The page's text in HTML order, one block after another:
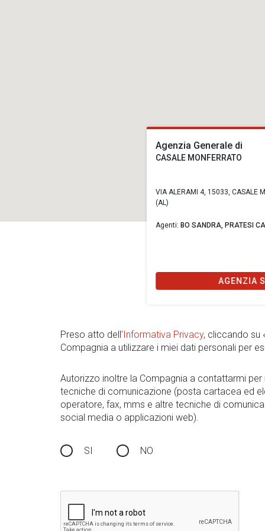
Agenzia Generale di
CASALE MONFERRATO
VIA ALERAMI 4, 15033, CASALE
(AL)
Agenti: BO SANDRA, PRATESI
AGENZIA
Preso atto dell’Informativa Privacy, cliccando su
Compagnia a utilizzare i miei dati personali per
Autorizzo inoltre la Compagnia a contattarmi
tecniche di comunicazione (posta cartacea ed
operatore, fax, mms e altre tecniche di
social media o applicazioni web).
SI NO